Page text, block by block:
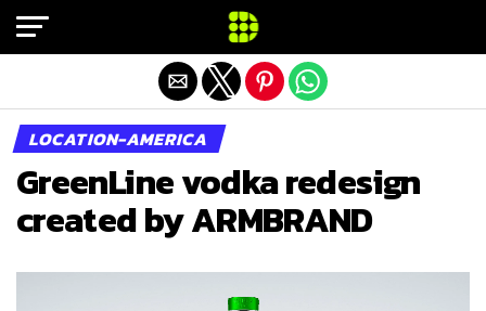
LOCATION-AMERICA
GreenLine vodka redesign
created by ARMBRAND
Exit mobile version